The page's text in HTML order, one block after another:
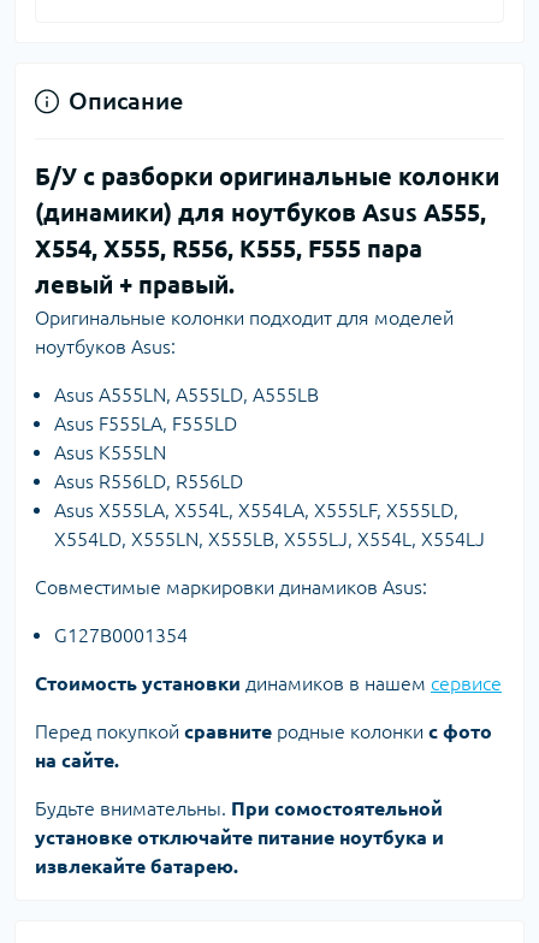
Описание
Б/У с разборки оригинальные колонки
(динамики) для ноутбуков Asus A555,
X554, X555, R556, K555, F555 пара
левый + правый.
Оригинальные колонки подходит для моделей
ноутбуков Asus:
Asus A555LN, A555LD, A555LB
Asus F555LA, F555LD
Asus K555LN
Asus R556LD, R556LD
Asus X555LA, X554L, X554LA, X555LF, X555LD,
X554LD, X555LN, X555LB, X555LJ, X554L, X554LJ
Совместимые маркировки динамиков Asus:
G127B0001354
Стоимость установки динамиков в нашем сервисе
Перед покупкой сравните родные колонки с фото
на сайте.
Будьте внимательны. При сомостоятельной
установке отключайте питание ноутбука и
извлекайте батарею.